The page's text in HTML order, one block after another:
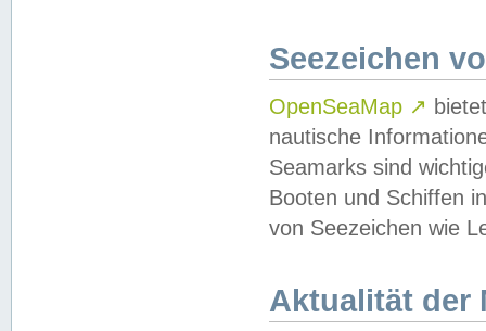
Seezeichen
OpenSeaMap ↗
nautische
Seamarks sind
Booten und Schiffen
von Seezeichen wie
Aktualität der